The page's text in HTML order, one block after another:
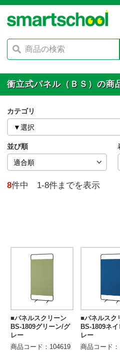
衝立式パネル（ＢＳ）の商
カテゴリ
並び順
8件中 1-8件までを表示
■パネルスクリーン
BS-1809グリーン/グ
レー
商品コード：104619
■パネルスク
BS-1809ネ
レー
商品コード